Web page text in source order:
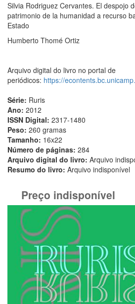
Silvia Rodriguez Cervantes. El despojo
patrimonio de la humanidad a recurso
Estado
Humberto Thomé Ortiz
Arquivo digital do livro no portal de
periódicos: https://
Série: Ruris
Ano: 2012
ISSN Digital: 2317-1480
Peso: 260 gramas
Tamanho: 16x22
Número de páginas: 284
Arquivo digital do livro: Arquivo
Resumo do livro: Arquivo indisponível
Preço indisponível